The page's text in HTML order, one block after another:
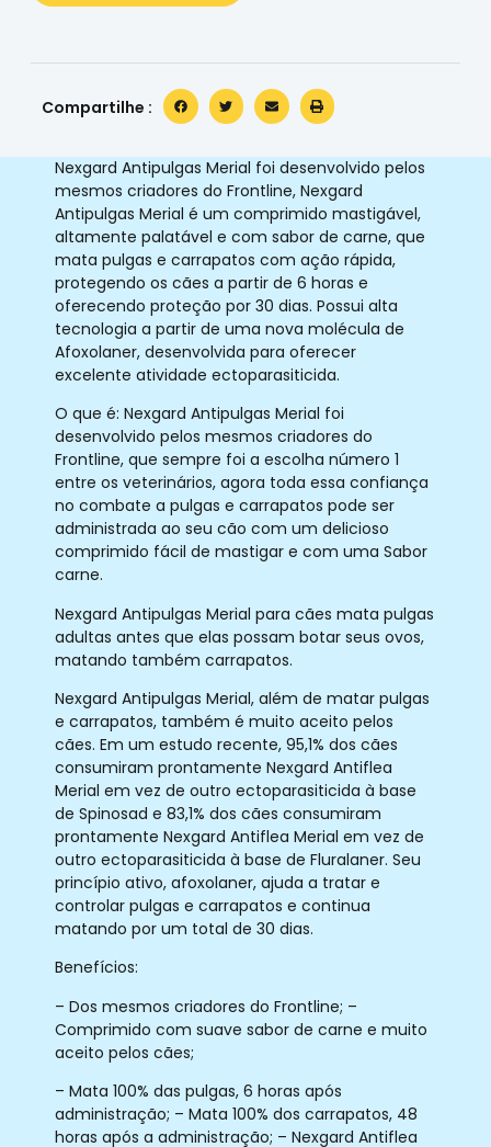
Compartilhe :
Nexgard Antipulgas Merial foi desenvolvido pelos
mesmos criadores do Frontline, Nexgard
Antipulgas Merial é um comprimido mastigável,
altamente palatável e com sabor de carne, que
mata pulgas e carrapatos com ação rápida,
protegendo os cães a partir de 6 horas e
oferecendo proteção por 30 dias. Possui alta
tecnologia a partir de uma nova molécula de
Afoxolaner, desenvolvida para oferecer
excelente atividade ectoparasiticida.
O que é: Nexgard Antipulgas Merial foi
desenvolvido pelos mesmos criadores do
Frontline, que sempre foi a escolha número 1
entre os veterinários, agora toda essa confiança
no combate a pulgas e carrapatos pode ser
administrada ao seu cão com um delicioso
comprimido fácil de mastigar e com uma Sabor
carne.
Nexgard Antipulgas Merial para cães mata pulgas
adultas antes que elas possam botar seus ovos,
matando também carrapatos.
Nexgard Antipulgas Merial, além de matar pulgas
e carrapatos, também é muito aceito pelos
cães. Em um estudo recente, 95,1% dos cães
consumiram prontamente Nexgard Antiflea
Merial em vez de outro ectoparasiticida à base
de Spinosad e 83,1% dos cães consumiram
prontamente Nexgard Antiflea Merial em vez de
outro ectoparasiticida à base de Fluralaner. Seu
princípio ativo, afoxolaner, ajuda a tratar e
controlar pulgas e carrapatos e continua
matando por um total de 30 dias.
Benefícios:
– Dos mesmos criadores do Frontline; –
Comprimido com suave sabor de carne e muito
aceito pelos cães;
– Mata 100% das pulgas, 6 horas após
administração; – Mata 100% dos carrapatos, 48 ​​
horas após a administração; – Nexgard Antiflea